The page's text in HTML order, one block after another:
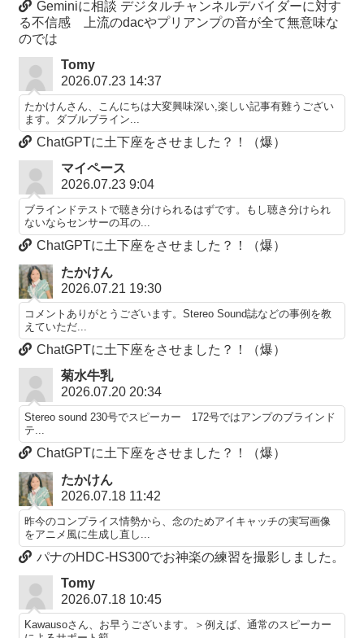
Geminiに相談 デジタルチャンネルデバイダーに対す
る不信感 上流のdacやプリアンプの音が全て無意味な
のでは
Tomy
2026.07.23 14:37
たかけんさん、こんにちは大変興味深い,楽しい記事有難うござい
ます。ダブルブライン...
ChatGPTに土下座をさせました？！（爆）
マイペース
2026.07.23 9:04
ブラインドテストで聴き分けられるはずです。もし聴き分けられ
ないならセンサーの耳の...
ChatGPTに土下座をさせました？！（爆）
たかけん
2026.07.21 19:30
コメントありがとうございます。Stereo Sound誌などの事例を教
えていただ...
ChatGPTに土下座をさせました？！（爆）
菊水牛乳
2026.07.20 20:34
Stereo sound 230号でスピーカー 172号ではアンプのブラインド
テ...
ChatGPTに土下座をさせました？！（爆）
たかけん
2026.07.18 11:42
昨今のコンプライス情勢から、念のためアイキャッチの実写画像
をアニメ風に生成し直し...
パナのHDC-HS300でお神楽の練習を撮影しました。
Tomy
2026.07.18 10:45
Kawausoさん、お早うございます。＞例えば、通常のスピーカー